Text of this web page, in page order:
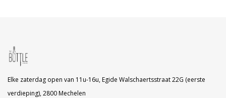
Elke zaterdag open van 11u-16u, Egide Walschaertsstraat 22G (eerste
verdieping), 2800 Mechelen